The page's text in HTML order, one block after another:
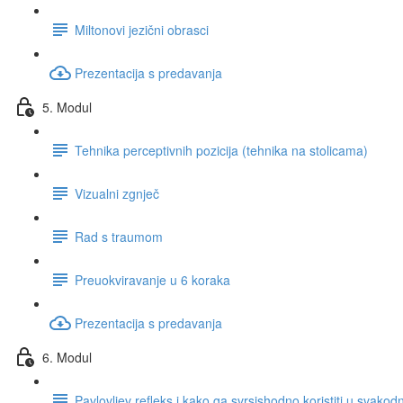
Miltonovi jezični obrasci
Prezentacija s predavanja
5. Modul
Tehnika perceptivnih pozicija (tehnika na stolicama)
Vizualni zgnječ
Rad s traumom
Preuokviravanje u 6 koraka
Prezentacija s predavanja
6. Modul